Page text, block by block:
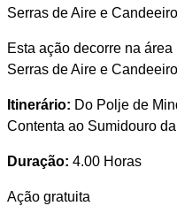
Serras de Aire e
Esta ação decorre na
Serras de Aire e
Itinerário: Do Polje de
Contenta ao Sumidouro
Duração: 4.00 Horas
Ação gratuita